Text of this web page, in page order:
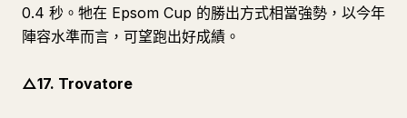
0.4 秒。牠在 Epsom Cup 的勝出方式相當強勢，以今年
陣容水準而言，可望跑出好成績。
△17. Trovatore